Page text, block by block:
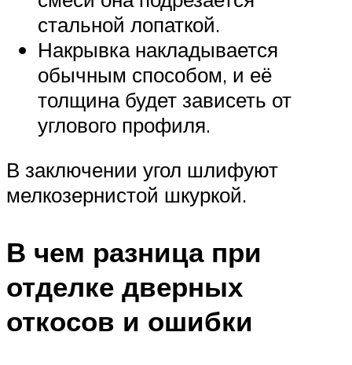
стальной лопаткой.
Накрывка накладывается
обычным способом, и её
толщина будет зависеть от
углового профиля.
В заключении угол шлифуют
мелкозернистой шкуркой.
В чем разница при
отделке дверных
откосов и ошибки